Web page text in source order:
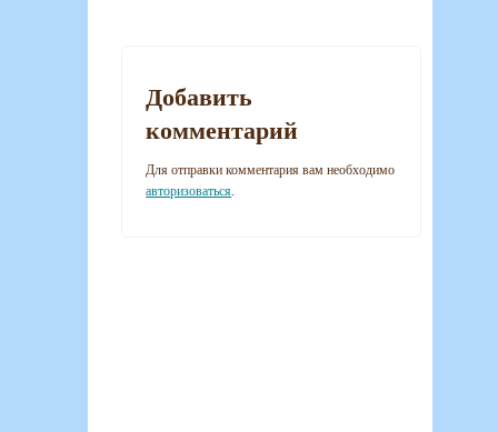
Добавить
комментарий
Для отправки комментария вам необходимо
авторизоваться.